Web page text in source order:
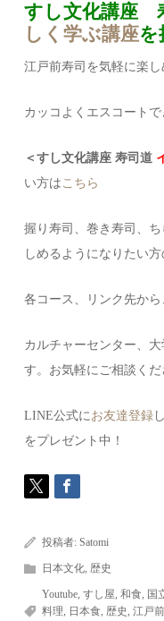
すし文化講座
しく学ぶ講座を
江戸前寿司を気軽に楽
カッコよくエスコート
＜すし文化講座 寿司道
い方は こちら
握り寿司、巻き寿司、
しめるようになりたい方
各コース、リンク先から
カルチャーセンター、
す。お気軽にご相談くだ
LINE公式にお友達登録
をプレゼント中！
投稿者:Satomi
日本文化, 歴史
Youtube,すし屋,和食, 国
料理, 日本食, 歴史,江戸